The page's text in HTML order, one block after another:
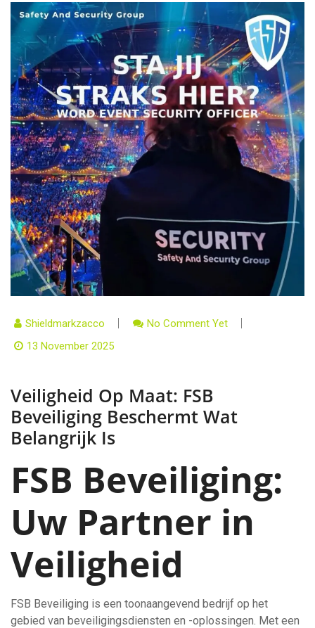
Shieldmarkzacco
No Comment Yet
13 November 2025
Veiligheid Op Maat: FSB
Beveiliging Beschermt Wat
Belangrijk Is
FSB Beveiliging:
Uw Partner in
Veiligheid
FSB Beveiliging is een toonaangevend bedrijf op het
gebied van beveiligingsdiensten en -oplossingen. Met een